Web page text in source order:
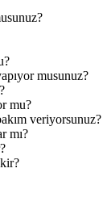
musunuz?
mu?
veriyorsunuz?
mı?